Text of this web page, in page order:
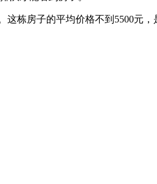
栋房子的平均价格不到5500元